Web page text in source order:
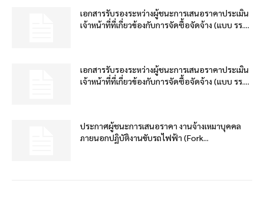
เอกสารรับรองระหว่างผู้ชนะการเสนอราคาประเมิน
เจ้าหน้าที่ที่เกี่ยวข้องกับการจัดซื้อจัดจ้าง (แบบ รร....
เอกสารรับรองระหว่างผู้ชนะการเสนอราคาประเมิน
เจ้าหน้าที่ที่เกี่ยวข้องกับการจัดซื้อจัดจ้าง (แบบ รร....
ประกาศผู้ชนะการเสนอราคา งานจ้างเหมาบุคคล
ภายนอกปฏิบัติงานขับรถไฟฟ้า (Fork...